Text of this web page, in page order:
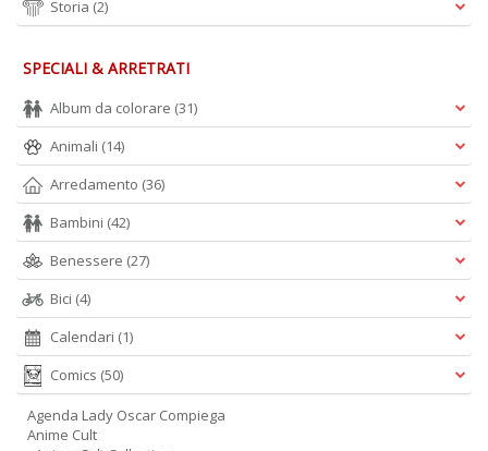
Storia (2)
SPECIALI & ARRETRATI
Album da colorare (31)
Animali (14)
Arredamento (36)
Bambini (42)
Benessere (27)
Bici (4)
Calendari (1)
Comics (50)
Agenda Lady Oscar Compiega
Anime Cult